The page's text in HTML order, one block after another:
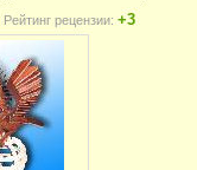
Рейтинг рецензии: +3